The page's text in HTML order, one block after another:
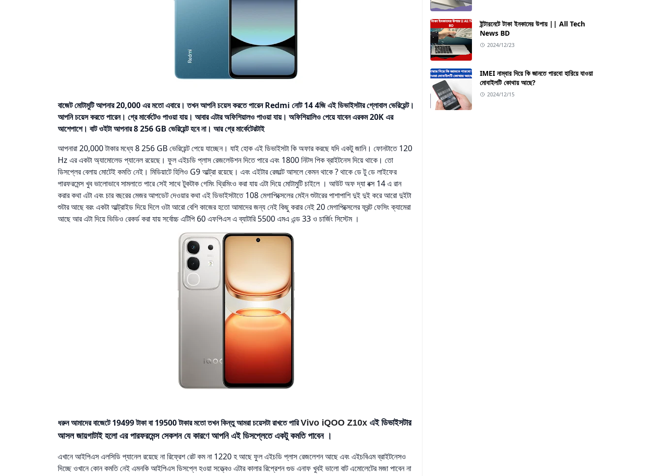
বাজেট মোটামুটি আপনার 20,000 এর মতো এবারে। তখন আপনি চয়েস করতে পারেন Redmi নোট 14 4জি এই ডিভাইসটার গ্লোবাল ভেরিয়েন্ট।
আপনি চয়েস করতে পারেন। গ্রে মার্কেটেও পাওয়া যায়। আবার এটার অফিশিয়ালও পাওয়া যায়। অফিশিয়ালিও পেয়ে যাবেন এরকম 20K এর
আশেপাশে। বাট ওইটা আপনার 8 256 GB ভেরিয়েন্ট হবে না। আর গ্রে মার্কেটেরটাই
আপনারা 20,000 টাকার মধ্যে 8 256 GB ভেরিয়েন্ট পেয়ে যাচ্ছেন। যাই হোক এই ডিভাইসটা কি অফার করছে যদি একটু জানি। ফোনটাতে 120
Hz এর একটা অ্যামোলেড প্যানেল রয়েছে। ফুল এইচডি প্লাস রেজলেউশন দিতে পারে এবং 1800 নিটস পিক ব্রাইটনেস দিয়ে থাকে। তো
ডিসপ্লের বেলায় মোটেই কমতি নেই। মিডিয়াটে হিলিও G9 আল্ট্রা রয়েছে। এবং এইটার রেজাল্ট আসলে কেমন থাকে ? থাকে ডে টু ডে লাইফের
পারফরমেন্স খুব ভালোভাবে সামলাতে পারে সেই সাথে টুকটাক গেমিং থ্রিমিংও করা যায় এটা দিয়ে মোটামুটি চাইলে । আউট অফ দ্যা বক্স 14 এ রান
করার কথা এটা এবং চার বছরের মেজর আপডেট দেওয়ার কথা এই ডিভাইসটাতে 108 মেগাপিক্সেলের মেইন শুটারের পাশাপাশি দুই দুই করে আরো দুইটা
শুটার আছে বরং একটা আল্ট্রাইড দিয়ে দিলে ওটা আরো বেশি কাজের হতো আমাদের জন্য নেই কিছু করার নেই 20 মেগাপিক্সেলের ফ্রন্ট ফেসিং ক্যামেরা
আছে আর এটা দিয়ে ভিডিও রেকর্ড করা যায় সর্বোচ্চ এটিপি 60 এফপিএস এ ব্যাটারি 5500 এমএ এন্ড 33 ও চার্জিং সিস্টেম ।
ধরুন আমাদের বাজেটে 19499 টাকা বা 19500 টাকার মতো তখন কিন্তু আমরা চয়েসটা রাখতে পারিVivo iQOO Z10x এই ডিভাইসটার
আসল জায়গাটাই হলো এর পারফরমেন্স সেকশন যে কারণে আপনি এই ডিসপ্লেতে একটু কমতি পাবেন ।
এখানে আইপিএস এলসিডি প্যানেল রয়েছে না রিফ্রেশ রেট কম না 1220 হ আছে ফুল এইচডি প্লাস রেজলেশন আছে এবং এইচবিএম ব্রাইটনেসও
দিচ্ছে ওখানে কোন কমতি নেই এমনকি আইপিএস ডিসপ্লে হওয়া সত্ত্বেও এটার কালার রিপ্রেশন গুড এনাফ খুবই ভালো বাট এমোলেটের মজা পাবেন না
ইন্টারনেটে টাকা ইনকামের উপায় || All Tech
News BD
2024/12/23
IMEI নাম্বার দিয়ে কি জানতে পারবো হারিয়ে যাওয়া
মোবাইলটি কোথায় আছে?
2024/12/15